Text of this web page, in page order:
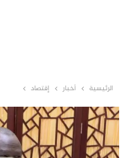
الرئيسية أخبار إقتصاد